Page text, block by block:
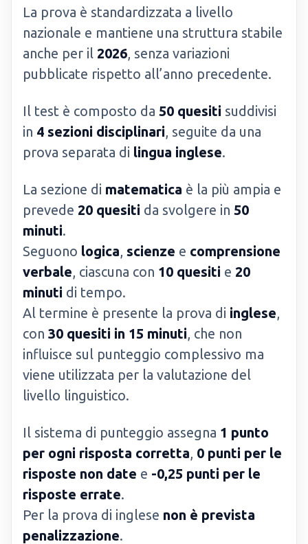
La prova è standardizzata a livello
nazionale e mantiene una struttura stabile
anche per il 2026, senza variazioni
pubblicate rispetto all’anno precedente.
Il test è composto da 50 quesiti suddivisi
in 4 sezioni disciplinari, seguite da una
prova separata di lingua inglese.
La sezione di matematica è la più ampia e
prevede 20 quesiti da svolgere in 50
minuti.
Seguono logica, scienze e comprensione
verbale, ciascuna con 10 quesiti e 20
minuti di tempo.
Al termine è presente la prova di inglese,
con 30 quesiti in 15 minuti, che non
influisce sul punteggio complessivo ma
viene utilizzata per la valutazione del
livello linguistico.
Il sistema di punteggio assegna 1 punto
per ogni risposta corretta, 0 punti per le
risposte non date e -0,25 punti per le
risposte errate.
Per la prova di inglese non è prevista
penalizzazione.